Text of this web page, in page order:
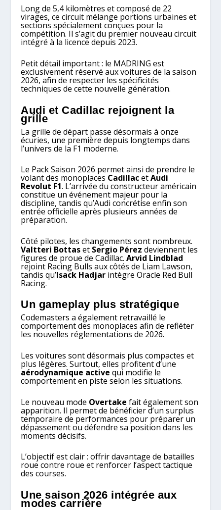
Long de 5,4 kilomètres et composé de 22
virages, ce circuit mélange portions urbaines et
sections spécialement conçues pour la
compétition. Il s’agit du premier nouveau circuit
intégré à la licence depuis 2023.
Petit détail important : le MADRING est
exclusivement réservé aux voitures de la saison
2026, afin de respecter les spécificités
techniques de cette nouvelle génération.
Audi et Cadillac rejoignent la
grille
La grille de départ passe désormais à onze
écuries, une première depuis longtemps dans
l’univers de la F1 moderne.
Le Pack Saison 2026 permet ainsi de prendre le
volant des monoplaces CadillacetAudi
Revolut F1. L’arrivée du constructeur américain
constitue un événement majeur pour la
discipline, tandis qu’Audi concrétise enfin son
entrée officielle après plusieurs années de
préparation.
Côté pilotes, les changements sont nombreux.
Valtteri Bottaset Sergio Pérez deviennent les
figures de proue de Cadillac.Arvid Lindblad
rejoint Racing Bulls aux côtés de Liam Lawson,
tandis qu’Isack Hadjar intègre Oracle Red Bull
Racing.
Un gameplay plus stratégique
Codemasters a également retravaillé le
comportement des monoplaces afin de refléter
les nouvelles réglementations de 2026.
Les voitures sont désormais plus compactes et
plus légères. Surtout, elles profitent d’une
aérodynamique active qui modifie le
comportement en piste selon les situations.
Le nouveau mode Overtake fait également son
apparition. Il permet de bénéficier d’un surplus
temporaire de performances pour préparer un
dépassement ou défendre sa position dans les
moments décisifs.
L’objectif est clair : offrir davantage de batailles
roue contre roue et renforcer l’aspect tactique
des courses.
Une saison 2026 intégrée aux
modes carrière